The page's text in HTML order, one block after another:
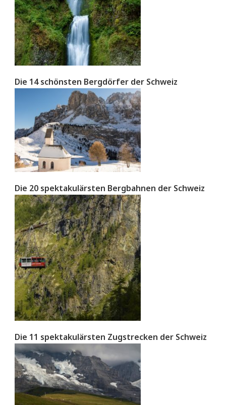
Die 14 schönsten Bergdörfer der Schweiz
Die 20 spektakulärsten Bergbahnen der Schweiz
Die 11 spektakulärsten Zugstrecken der Schweiz